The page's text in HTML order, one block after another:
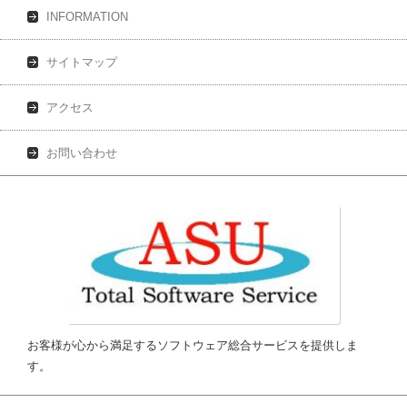
INFORMATION
サイトマップ
アクセス
お問い合わせ
お客様が心から満足するソフトウェア総合サービスを提供しま
す。